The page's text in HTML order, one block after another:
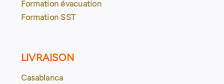
Formation évacuation
Formation SST
LIVRAISON
Casablanca